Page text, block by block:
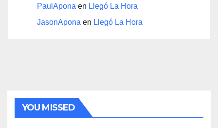
PaulApona en Llegó La Hora
JasonApona en Llegó La Hora
YOU MISSED